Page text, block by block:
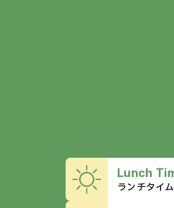
ランチタイム